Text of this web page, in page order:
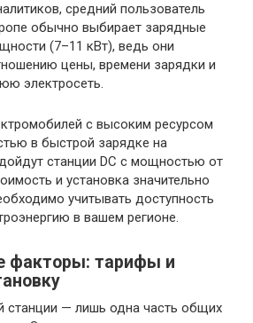
средний пользователь
обычно выбирает зарядные
(7–11 кВт), ведь они
цены, времени зарядки и
электросеть.
с высоким ресурсом
в быстрой зарядке на
станции DC с мощностью от
и установка значительно
учитывать доступность
в вашем регионе.
факторы: тарифы и
станции — лишь одна часть общих